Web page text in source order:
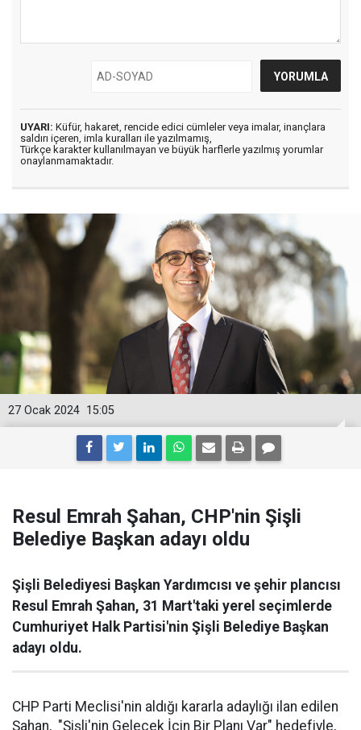
UYARI: Küfür, hakaret, rencide edici cümleler veya imalar, inançlara
saldırı içeren, imla kuralları ile yazılmamış,
Türkçe karakter kullanılmayan ve büyük harflerle yazılmış yorumlar
onaylanmamaktadır.
15:05
27 Ocak 2024
Resul Emrah Şahan, CHP'nin Şişli
Belediye Başkan adayı oldu
Şişli Belediyesi Başkan Yardımcısı ve şehir plancısı
Resul Emrah Şahan, 31 Mart'taki yerel seçimlerde
Cumhuriyet Halk Partisi'nin Şişli Belediye Başkan
adayı oldu.
CHP Parti Meclisi'nin aldığı kararla adaylığı ilan edilen
Şahan, "Şişli'nin Gelecek İçin Bir Planı Var" hedefiyle,